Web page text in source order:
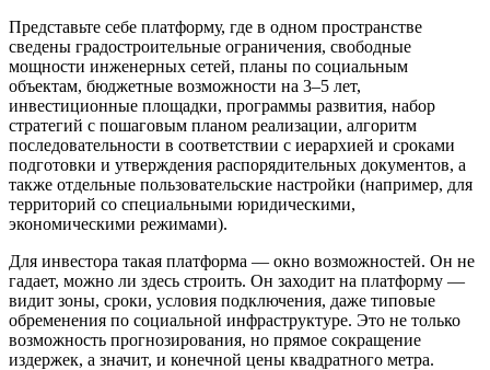
Представьте себе платформу, где в одном пространстве
сведены градостроительные ограничения, свободные
мощности инженерных сетей, планы по социальным
объектам, бюджетные возможности на 3–5 лет,
инвестиционные площадки, программы развития, набор
стратегий с пошаговым планом реализации, алгоритм
последовательности в соответствии с иерархией и сроками
подготовки и утверждения распорядительных документов, а
также отдельные пользовательские настройки (например, для
территорий со специальными юридическими,
экономическими режимами).
Для инвестора такая платформа — окно возможностей. Он не
гадает, можно ли здесь строить. Он заходит на платформу —
видит зоны, сроки, условия подключения, даже типовые
обременения по социальной инфраструктуре. Это не только
возможность прогнозирования, но прямое сокращение
издержек, а значит, и конечной цены квадратного метра.